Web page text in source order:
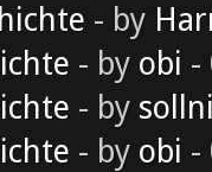
- by
- by obi -
- by
- by obi -